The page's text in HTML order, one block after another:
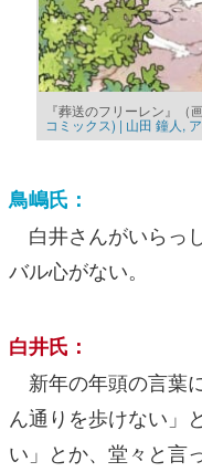
『葬送のフリーレン』（
コミックス) | 山田 鐘人,
鳥嶋氏：
白井さんがいらっ
バル心がない。
白井氏：
新年の年頭の言葉
ん通りを歩けない」
い」とか、堂々と言